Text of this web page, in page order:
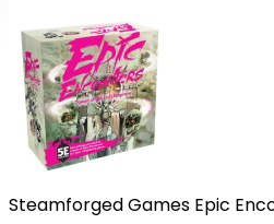
Steamforged Games Epic